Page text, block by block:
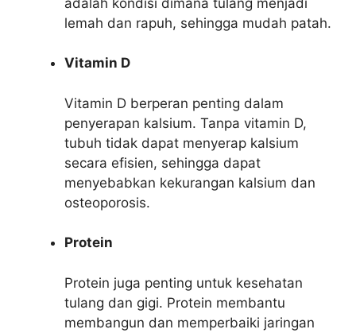
lemah dan rapuh, sehingga mudah patah.
Vitamin D
Vitamin D berperan penting dalam
penyerapan kalsium. Tanpa vitamin D,
tubuh tidak dapat menyerap kalsium
secara efisien, sehingga dapat
menyebabkan kekurangan kalsium dan
osteoporosis.
Protein
Protein juga penting untuk kesehatan
tulang dan gigi. Protein membantu
membangun dan memperbaiki jaringan